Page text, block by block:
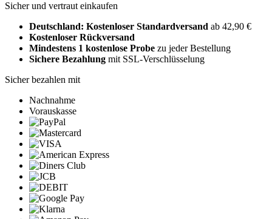
Sicher und vertraut einkaufen
Deutschland: Kostenloser Standardversand ab 42,90 €
Kostenloser Rückversand
Mindestens 1 kostenlose Probe zu jeder Bestellung
Sichere Bezahlung mit SSL-Verschlüsselung
Sicher bezahlen mit
Nachnahme
Vorauskasse